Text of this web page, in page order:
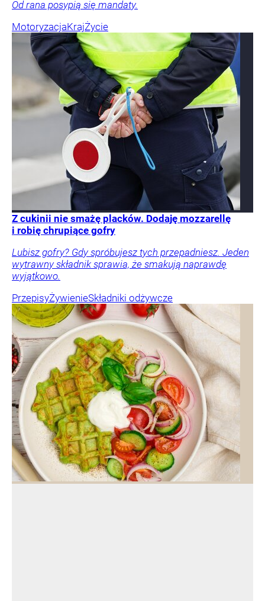
Od rana posypią się mandaty.
MotoryzacjaKrajŻycie
Z cukinii nie smażę placków. Dodaję mozzarellę
i robię chrupiące gofry
Lubisz gofry? Gdy spróbujesz tych przepadniesz. Jeden
wytrawny składnik sprawia, że smakują naprawdę
wyjątkowo.
PrzepisyŻywienieSkładniki odżywcze